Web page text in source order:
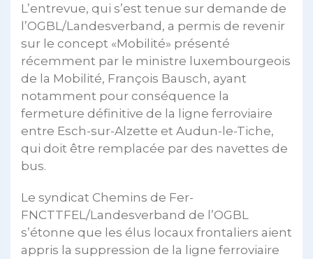
L’entrevue, qui s’est tenue sur demande de
l’OGBL/Landesverband, a permis de revenir
sur le concept «Mobilité» présenté
récemment par le ministre luxembourgeois
de la Mobilité, François Bausch, ayant
notamment pour conséquence la
fermeture définitive de la ligne ferroviaire
entre Esch-sur-Alzette et Audun-le-Tiche,
qui doit être remplacée par des navettes de
bus.
Le syndicat Chemins de Fer-
FNCTTFEL/Landesverband de l’OGBL
s’étonne que les élus locaux frontaliers aient
appris la suppression de la ligne ferroviaire